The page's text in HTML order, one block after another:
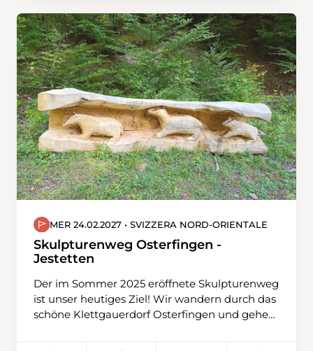
MER 24.02.2027 • SVIZZERA NORD-ORIENTALE
Skulpturenweg Osterfingen -
Jestetten
Der im Sommer 2025 eröffnete Skulpturenweg
ist unser heutiges Ziel! Wir wandern durch das
schöne Klettgauerdorf Osterfingen und gehen